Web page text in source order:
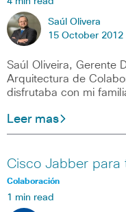
Saúl Olivera
15 October 2012
Saúl Oliveira, Gerente
Arquitectura de
disfrutaba con mi
Leer mas
Cisco Jabber para
Colaboración
1 min read